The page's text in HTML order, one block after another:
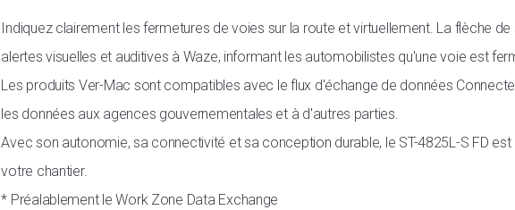
Indiquez clairement les fermetures de voies sur la route et virtuellement. La flèche
alertes visuelles et auditives à Waze, informant les automobilistes qu'une voie est
Les produits Ver-Mac sont compatibles avec le flux d'échange de données
les données aux agences gouvernementales et à d'autres parties.
Avec son autonomie, sa connectivité et sa conception durable, le ST-4825L-S FD
votre chantier.
* Préalablement le Work Zone Data Exchange